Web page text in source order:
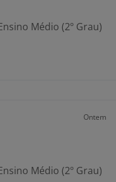
Médio (2º Grau)
Ontem
Médio (2º Grau)